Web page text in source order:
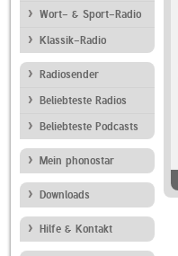
Wort- & Sport-Radio
Klassik-Radio
Radiosender
Beliebteste Radios
Beliebteste Podcasts
Mein phonostar
Downloads
Hilfe & Kontakt